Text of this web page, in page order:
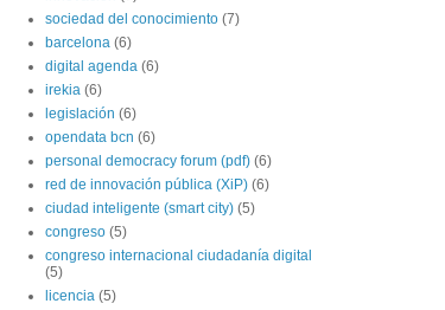
sociedad del conocimiento (7)
barcelona (6)
digital agenda (6)
irekia (6)
legislación (6)
opendata bcn (6)
personal democracy forum (pdf) (6)
red de innovación pública (XiP) (6)
ciudad inteligente (smart city) (5)
congreso (5)
congreso internacional ciudadanía digital
(5)
licencia (5)